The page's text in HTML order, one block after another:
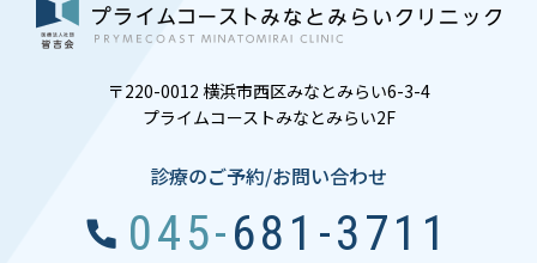
〒220-0012 横浜市西区みなとみらい6-3-4
プライムコーストみなとみらい2F
診療のご予約/お問い合わせ
045-681-3711